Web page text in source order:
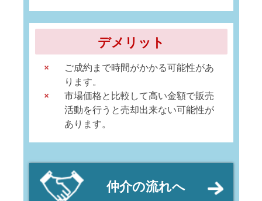
デメリット
ご成約まで時間がかかる可能性があ
ります。
市場価格と比較して高い金額で販売
活動を行うと売却出来ない可能性が
あります。
仲介の流れへ